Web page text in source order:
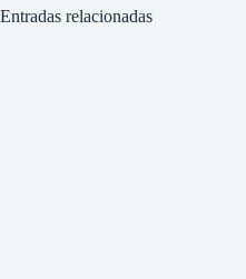
Entradas relacionadas